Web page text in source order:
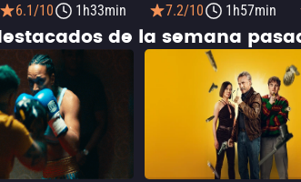
6.1/10
1h33min
7.2/10
1h57min
de la semana